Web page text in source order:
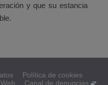
y que su estancia
Política de cookies
Canal de denuncias